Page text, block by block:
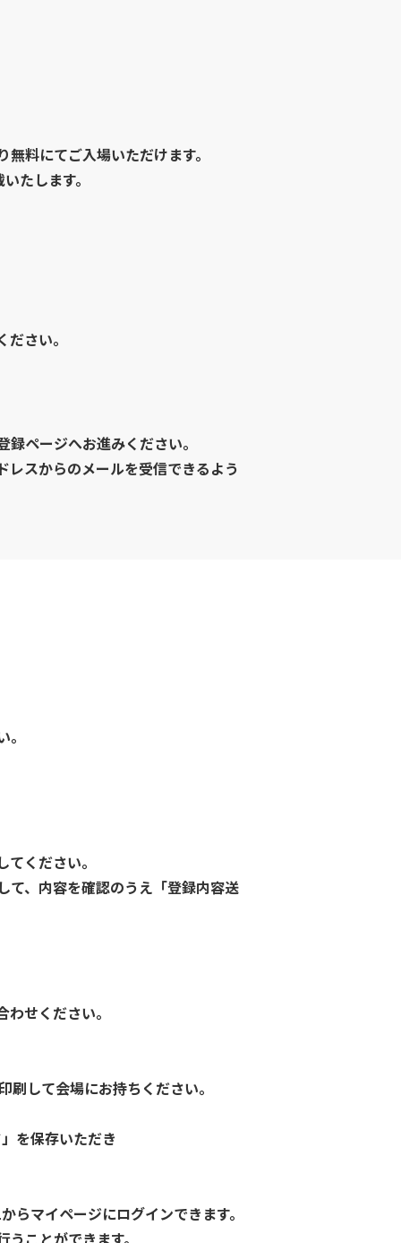
料にてご入場いただけます。
たします。
さい。
ページへお進みください。
スからのメールを受信できるよう
ください。
て、内容を確認のうえ「登録内容送
せください。
して会場にお持ちください。
を保存いただき
らマイページにログインできます。
ことができます。